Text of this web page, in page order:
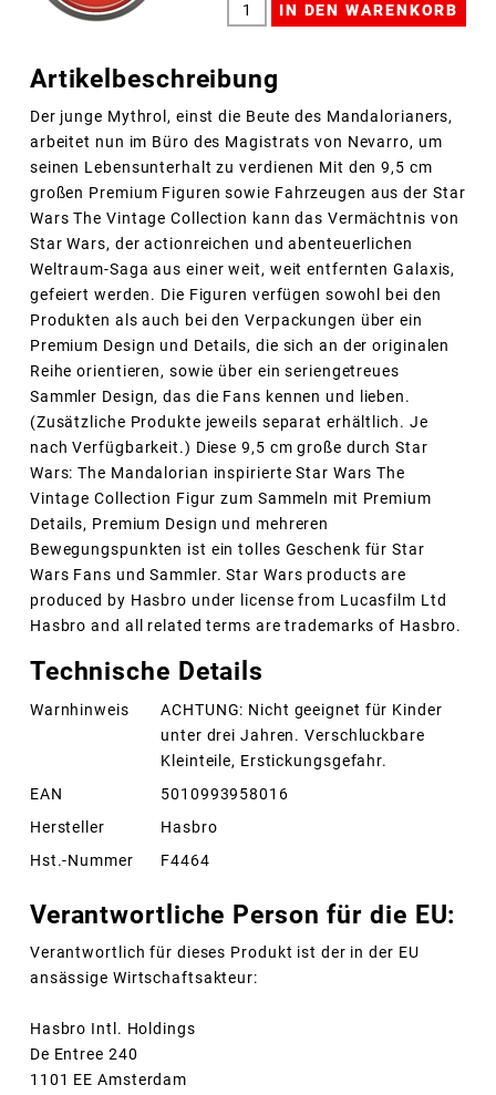
Artikelbeschreibung
Der junge Mythrol, einst die Beute des Mandalorianers,
arbeitet nun im Büro des Magistrats von Nevarro, um
seinen Lebensunterhalt zu verdienen Mit den 9,5 cm
großen Premium Figuren sowie Fahrzeugen aus der Star
Wars The Vintage Collection kann das Vermächtnis von
Star Wars, der actionreichen und abenteuerlichen
Weltraum-Saga aus einer weit, weit entfernten Galaxis,
gefeiert werden. Die Figuren verfügen sowohl bei den
Produkten als auch bei den Verpackungen über ein
Premium Design und Details, die sich an der originalen
Reihe orientieren, sowie über ein seriengetreues
Sammler Design, das die Fans kennen und lieben.
(Zusätzliche Produkte jeweils separat erhältlich. Je
nach Verfügbarkeit.) Diese 9,5 cm große durch Star
Wars: The Mandalorian inspirierte Star Wars The
Vintage Collection Figur zum Sammeln mit Premium
Details, Premium Design und mehreren
Bewegungspunkten ist ein tolles Geschenk für Star
Wars Fans und Sammler. Star Wars products are
produced by Hasbro under license from Lucasfilm Ltd
Hasbro and all related terms are trademarks of Hasbro.
Technische Details
Warnhinweis
ACHTUNG: Nicht geeignet für Kinder
unter drei Jahren. Verschluckbare
Kleinteile, Erstickungsgefahr.
EAN
5010993958016
Hersteller
Hasbro
Hst.-Nummer
F4464
Verantwortliche Person für die EU:
Verantwortlich für dieses Produkt ist der in der EU
ansässige Wirtschaftsakteur:
Hasbro Intl. Holdings
De Entree 240
1101 EE Amsterdam